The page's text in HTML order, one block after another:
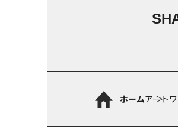
ホームアート